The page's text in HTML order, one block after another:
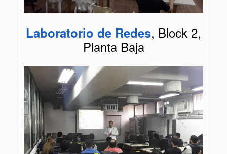
Laboratorio de Redes, Block 2,
Planta Baja